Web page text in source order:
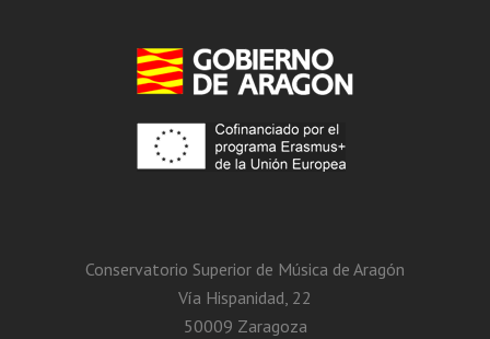
Conservatorio Superior de Música de Aragón
Vía Hispanidad, 22
50009 Zaragoza